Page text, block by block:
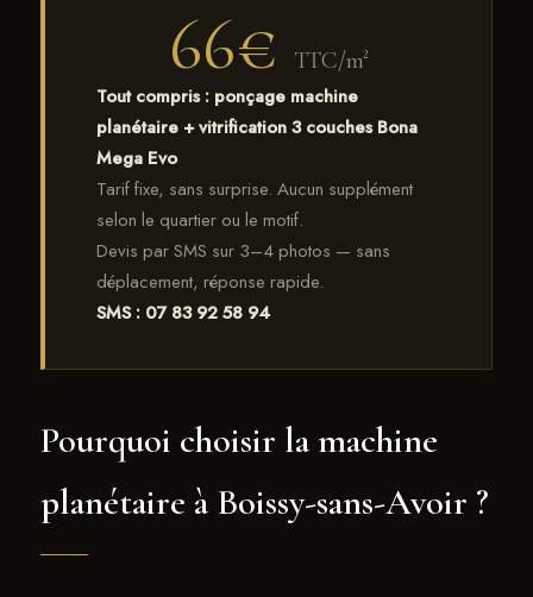
66€ TTC/m²
Tout compris : ponçage machine
planétaire + vitrification 3 couches Bona
Mega Evo
Tarif fixe, sans surprise. Aucun supplément
selon le quartier ou le motif.
Devis par SMS sur 3–4 photos — sans
déplacement, réponse rapide.
SMS : 07 83 92 58 94
Pourquoi choisir la machine
planétaire à Boissy-sans-Avoir ?